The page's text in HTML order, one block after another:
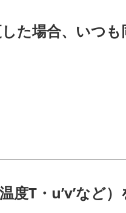
た場合、いつ
T・u’v’など